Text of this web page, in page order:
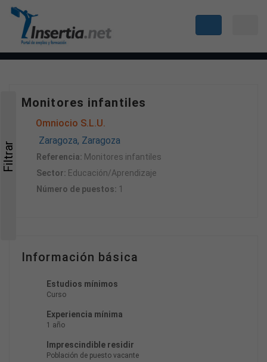
Monitores infantiles
Omniocio S.L.U.
Zaragoza, Zaragoza
Referencia: Monitores infantiles
Sector: Educación/Aprendizaje
Número de puestos: 1
Información básica
Estudios mínimos
Curso
Experiencia mínima
1 año
Imprescindible residir
Población de puesto vacante
Filtrar